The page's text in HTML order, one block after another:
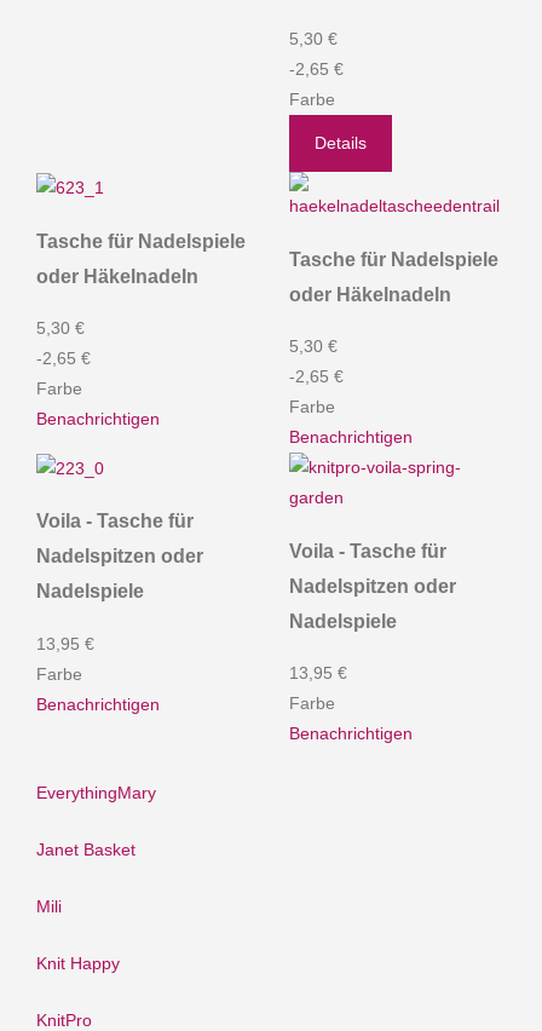
5,30 €
-2,65 €
Farbe
Details
Tasche für Nadelspiele
oder Häkelnadeln
5,30 €
-2,65 €
Farbe
Benachrichtigen
Tasche für Nadelspiele
oder Häkelnadeln
5,30 €
-2,65 €
Farbe
Benachrichtigen
Voila - Tasche für
Nadelspitzen oder
Nadelspiele
13,95 €
Farbe
Benachrichtigen
Voila - Tasche für
Nadelspitzen oder
Nadelspiele
13,95 €
Farbe
Benachrichtigen
EverythingMary
Janet Basket
Mili
Knit Happy
KnitPro